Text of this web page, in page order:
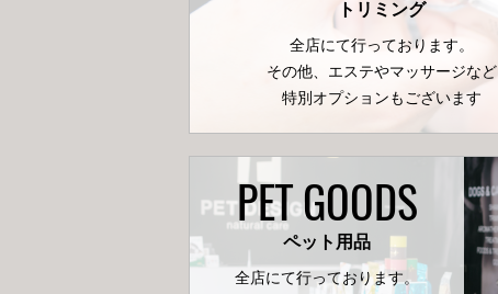
トリミング
全店にて行っております。
その他、エステやマッサージなど
特別オプションもございます
PET GOODS
ペット用品
全店にて行っております。